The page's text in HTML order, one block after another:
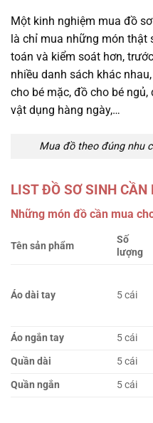
Một kinh nghiệm mua đồ
là chỉ mua những món thật
toán và kiểm soát hơn,
nhiều danh sách khác
cho bé mặc, đồ cho bé
vật dụng hàng ngày,…
Mua đồ theo đúng nhu
LIST ĐỒ SƠ SINH
Những món đồ cần mua
Tên sản phẩm
Số
lượng
Áo dài tay 5 cái
Áo ngắn tay
5 cái
Quần dài
5 cái
Quần ngắn
5 cái